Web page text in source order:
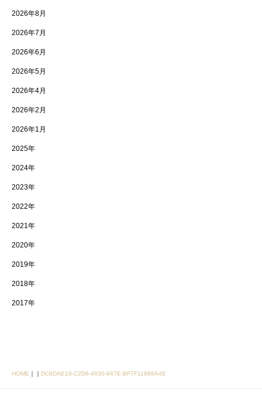
2026年8月
2026年7月
2026年6月
2026年5月
2026年4月
2026年2月
2026年1月
2025年
2024年
2023年
2022年
2021年
2020年
2019年
2018年
2017年
HOME ｜ ｜ DC8DAE19-C2D8-4630-947E-BF7F11868A4E